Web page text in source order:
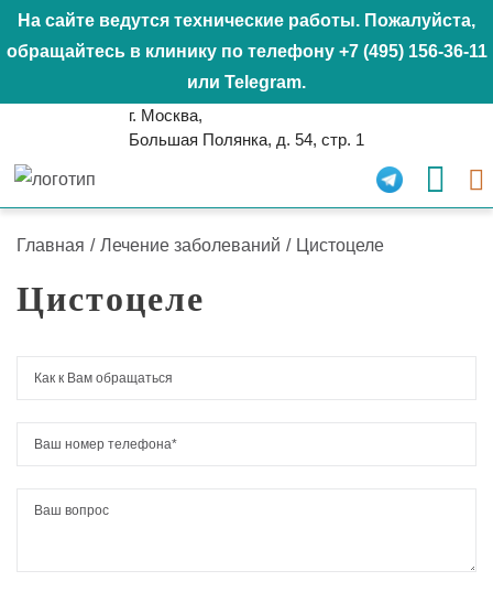
На сайте ведутся технические работы. Пожалуйста,
обращайтесь в клинику по телефону +7 (495) 156-36-11
или Telegram.
г. Москва,
Большая Полянка, д. 54, стр. 1
Главная / Лечение заболеваний / Цистоцеле
Цистоцеле